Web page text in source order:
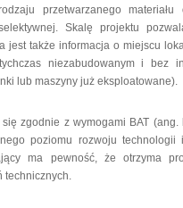
przetwarzanego
Skalę projektu
jest także informacja o miejscu
niezabudowanym i bez
lub maszyny już eksploatowane).
zgodnie z wymogami BAT
poziomu rozwoju
ma pewność, że otrzyma
technicznych.